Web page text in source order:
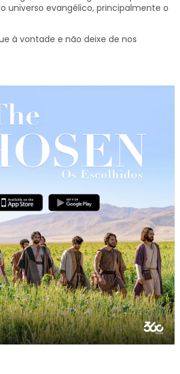
universo evangélico, principalmente o
à vontade e não deixe de nos